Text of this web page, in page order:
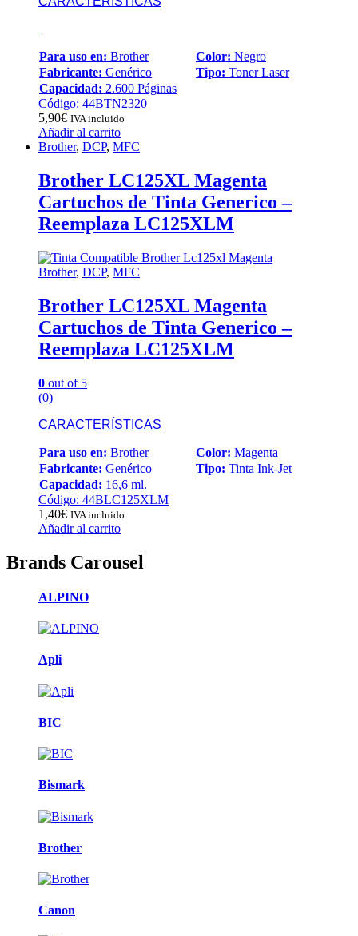
Para uso en: Brother Color: Negro
Fabricante: Genérico Tipo: Toner Laser
Capacidad: 2.600 Páginas
Código: 44BTN2320
5,90€ IVA incluido
Añadir al carrito
Brother, DCP, MFC
Brother LC125XL Magenta
Cartuchos de Tinta Generico –
Reemplaza LC125XLM
Brother, DCP, MFC
Brother LC125XL Magenta
Cartuchos de Tinta Generico –
Reemplaza LC125XLM
0 out of 5
(0)
CARACTERÍSTICAS
Para uso en: Brother Color: Magenta
Fabricante: Genérico Tipo: Tinta Ink-Jet
Capacidad: 16,6 ml.
Código: 44BLC125XLM
1,40€ IVA incluido
Añadir al carrito
Brands Carousel
ALPINO
Apli
BIC
Bismark
Brother
Canon